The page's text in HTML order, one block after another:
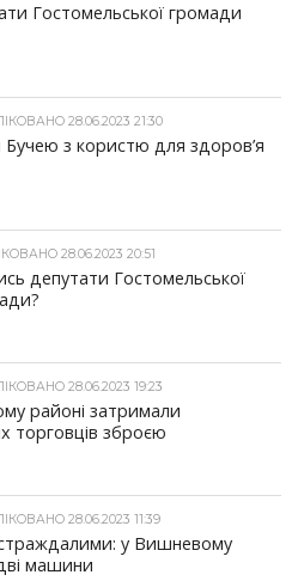
Гостомельської громади
28.06.2023 21:30
Бучею з користю для здоров’я
28.06.2023 20:51
депутати Гостомельської
28.06.2023 19:23
районі затримали
торговців зброєю
28.06.2023 11:39
у Вишневому
машини